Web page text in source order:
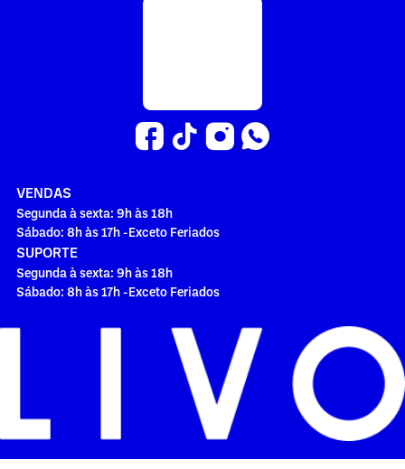
VENDAS
Segunda à sexta: 9h às 18h
Sábado: 8h às 17h -Exceto Feriados
SUPORTE
Segunda à sexta: 9h às 18h
Sábado: 8h às 17h -Exceto Feriados